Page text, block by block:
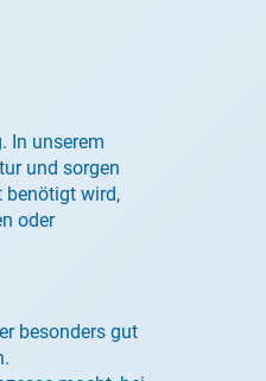
In unserem
und sorgen
benötigt wird,
oder
besonders gut